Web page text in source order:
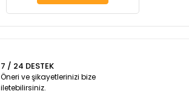
7 / 24 DESTEK
Öneri ve şikayetlerinizi bize
iletebilirsiniz.